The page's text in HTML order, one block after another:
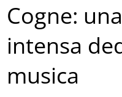
Cogne:
intensa
musica